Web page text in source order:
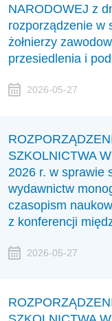
NARODOWEJ z
rozporządzenie w
żołnierzy
przesiedlenia i
2026-05-27
SZKOLNICTWA
2026 r. w sprawie
wydawnictw
czasopism
z konferencji
2026-05-27